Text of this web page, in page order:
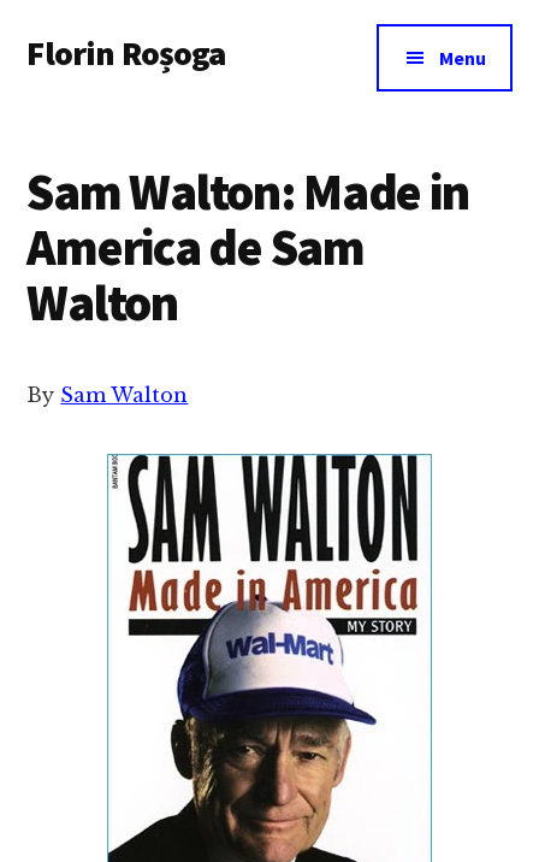
main
menu
Florin Roșoga Menu
Sam Walton: Made in
America de Sam
Walton
By Sam Walton